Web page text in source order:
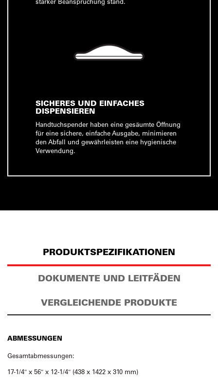
SICHERES UND EINFACHES
DISPENSIEREN
Handtuchspender haben eine gesäumte Öffnung
für eine sichere, einfache Ausgabe, minimieren
den Abfall und gewährleisten eine hygienische
Verwendung.
PRODUKTSPEZIFIKATIONEN
DOKUMENTE UND LEITFÄDEN
VERGLEICHENDE PRODUKTE
ABMESSUNGEN
Gesamtabmessungen:
17-1/4″ x 56″ x 12-1/4″ (438 x 1422 x 310 mm)